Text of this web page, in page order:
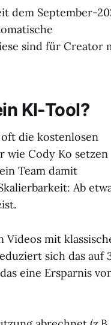
dem September-
sind für Creator
KI-Tool?
die kostenlosen
wie Cody Ko setzen
Team damit
Ab
Videos mit
sich das auf
eine Ersparnis